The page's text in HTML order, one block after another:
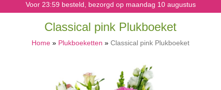
Voor 23:59 besteld, bezorgd op maandag 10 augustus
Classical pink Plukboeket
Home » Plukboeketten » Classical pink Plukboeket